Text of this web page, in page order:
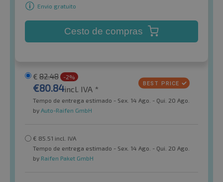
Envio gratuito
Cesto de compras
€ 82.48 -2%
€80.84incl. IVA *
Tempo de entrega estimado - Sex. 14 Ago. - Qui. 20 Ago.
by Auto-Raifen GmbH
€ 85.51 incl. IVA
Tempo de entrega estimado - Sex. 14 Ago. - Qui. 20 Ago.
by Raifen Paket GmbH